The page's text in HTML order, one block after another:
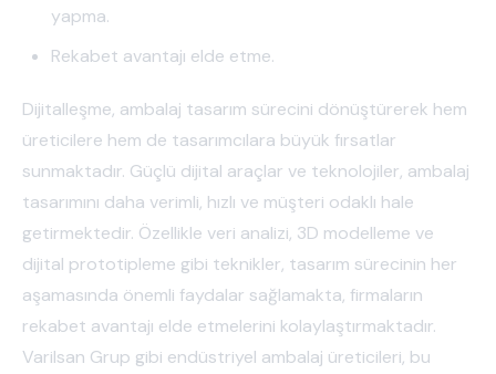
yapma.
Rekabet avantajı elde etme.
Dijitalleşme, ambalaj tasarım sürecini dönüştürerek hem
üreticilere hem de tasarımcılara büyük fırsatlar
sunmaktadır. Güçlü dijital araçlar ve teknolojiler, ambalaj
tasarımını daha verimli, hızlı ve müşteri odaklı hale
getirmektedir. Özellikle veri analizi, 3D modelleme ve
dijital prototipleme gibi teknikler, tasarım sürecinin her
aşamasında önemli faydalar sağlamakta, firmaların
rekabet avantajı elde etmelerini kolaylaştırmaktadır.
Varilsan Grup gibi endüstriyel ambalaj üreticileri, bu